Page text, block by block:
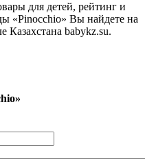
для детей, рейтинг и
«Pinocchio» Вы найдете на
Казахстана babykz.su.